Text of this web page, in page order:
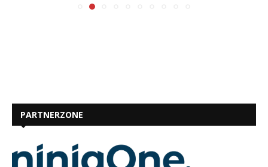
PARTNERZONE